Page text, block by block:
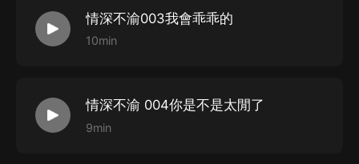
情深不渝003我會乖乖的
10min
情深不渝 004你是不是太閒了
9min